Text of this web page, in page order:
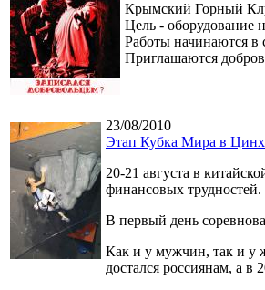
Крымский Горный
Цель - оборудование
Работы начинаются в
Приглашаются
23/08/2010
Этап Кубка Мира в
20-21 августа в
финансовых трудностей.
В первый день
Как и у мужчин, так и у
достался россиянам, а в